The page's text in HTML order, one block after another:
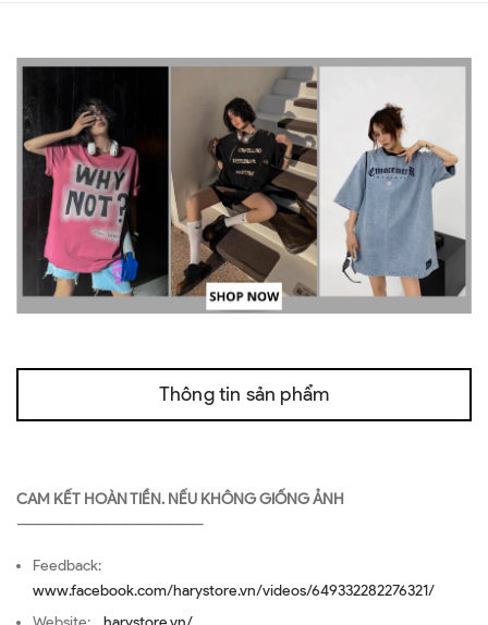
Thông tin sản phẩm
CAM KẾT HOÀN TIỀN. NẾU KHÔNG GIỐNG ẢNH
—————————————————
Feedback:
www.facebook.com/harystore.vn/videos/649332282276321/